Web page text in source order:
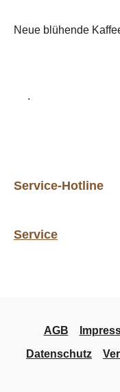
Neue blühende
.
Service-Hotline
Service
AGB
Datenschutz